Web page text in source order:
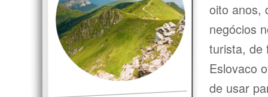
oito anos,
negócios
turista, de
Eslovaco
de usar